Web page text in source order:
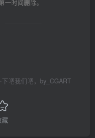
时间删除。
吧我们吧，by_CGART
藏